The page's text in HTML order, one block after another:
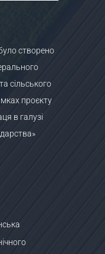
створено
сільського
проєкту
в галузі